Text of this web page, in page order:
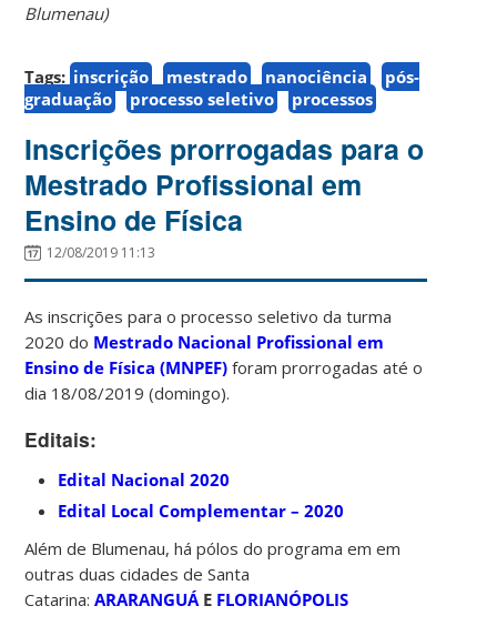
Blumenau)
Tags: inscrição mestrado nanociência
pós-
graduação
processo seletivo processos
Inscrições prorrogadas para o
Mestrado Profissional em
Ensino de Física
12/08/2019 11:13
As inscrições para o processo seletivo da turma
2020 do Mestrado Nacional Profissional em
Ensino de Física (MNPEF) foram prorrogadas até o
dia 18/08/2019 (domingo).
Editais:
Edital Nacional 2020
Edital Local Complementar – 2020
Além de Blumenau, há pólos do programa em em
outras duas cidades de Santa
Catarina:ARARANGUÁE FLORIANÓPOLIS